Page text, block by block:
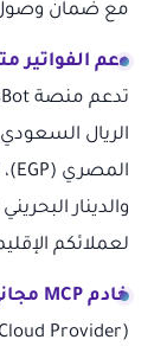
مع ضمان وصول
دعم الفواتير
لعملائكم
خادم MCP مجاني: